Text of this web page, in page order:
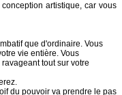
artistique, car vous
que d'ordinaire. Vous
vie entière. Vous
tout sur votre
du pouvoir va prendre le pas